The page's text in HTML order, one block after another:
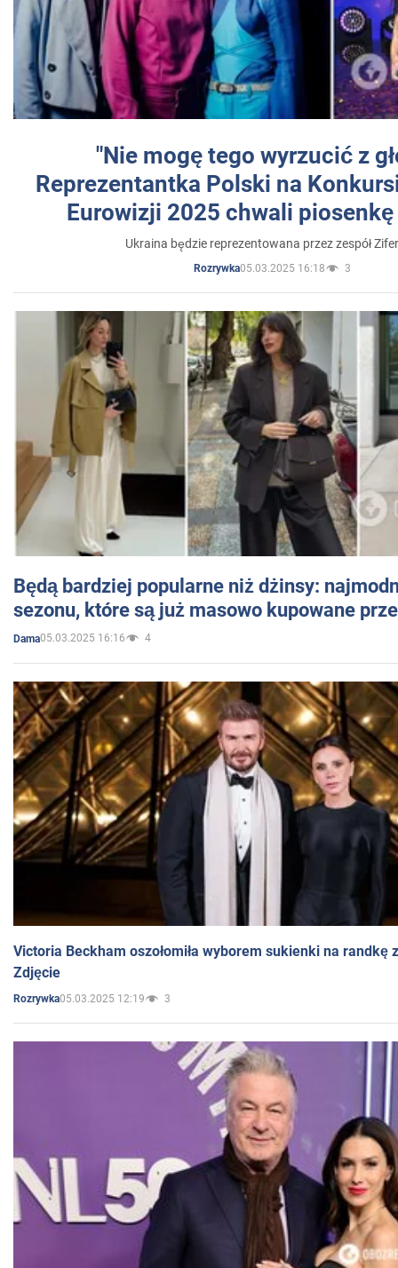
"Nie mogę tego wyrzucić z
Reprezentantka Polski na
Eurowizji 2025 chwali
Ukraina będzie reprezentowana przez zespół
Rozrywka05.03.2025 16:18 3
Będą bardziej popularne niż dżinsy:
sezonu, które są już masowo kupowane
Dama05.03.2025 16:16 4
Victoria Beckham oszołomiła wyborem sukienki na randkę
Zdjęcie
Rozrywka05.03.2025 12:19 3